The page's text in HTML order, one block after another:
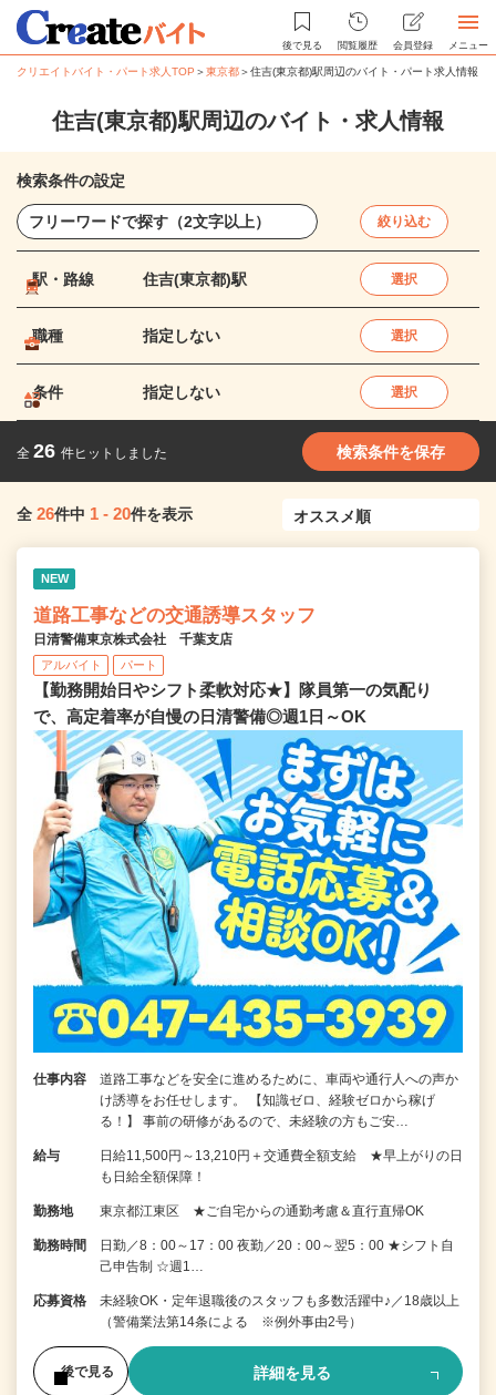
後で見る 閲覧履歴 会員登録 メニュー
クリエイトバイト・パート求人TOP ＞東京都＞住吉(東京都)駅周辺のバイト・パート求人情報
住吉(東京都)駅周辺のバイト・求人情報
検索条件の設定
絞り込む
駅・路線 住吉(東京都)駅 選択
職種 指定しない 選択
条件 指定しない 選択
全 26 件ヒットしました 検索条件を保存
全 26件中 1 - 20件を表示
NEW
道路工事などの交通誘導スタッフ
日清警備東京株式会社 千葉支店
アルバイト パート
【勤務開始日やシフト柔軟対応★】隊員第一の気配り
で、高定着率が自慢の日清警備◎週1日～OK
仕事内容
道路工事などを安全に進めるために、車両や通行人への声か
け誘導をお任せします。 【知識ゼロ、経験ゼロから稼げ
る！】 事前の研修があるので、未経験の方もご安…
給与
日給11,500円～13,210円＋交通費全額支給 ★早上がりの日
も日給全額保障！
勤務地 東京都江東区 ★ご自宅からの通勤考慮＆直行直帰OK
勤務時間
日勤／8：00～17：00 夜勤／20：00～翌5：00 ★シフト自
己申告制 ☆週1…
応募資格
未経験OK・定年退職後のスタッフも多数活躍中♪／18歳以上
（警備業法第14条による ※例外事由2号）
後で見る 詳細を見る